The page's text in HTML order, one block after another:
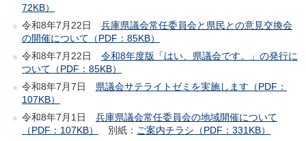
72KB）
令和8年7月22日 兵庫県議会常任委員会と県民との意見交換会
の開催について（PDF：85KB）
令和8年7月22日 令和8年度版「はい、県議会です。」の発行に
ついて（PDF：85KB）
令和8年7月7日 県議会サテライトゼミを実施します（PDF：
107KB）
令和8年7月1日 兵庫県議会常任委員会の地域開催について
（PDF：107KB）
別紙： ご案内チラシ（PDF：331KB）